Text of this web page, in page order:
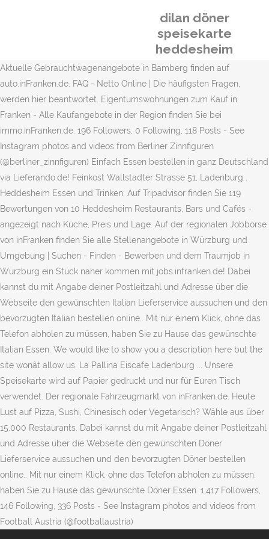
dilan döner
speisekarte
heddesheim
Aktuelle Gebrauchtwagenangebote in Bamberg finden auf
auto.inFranken.de. FAQ - Netto Online | Die häufigsten Fragen,
werden hier beantwortet. Eigentumswohnungen zum Kauf in
Franken - Alle Kaufangebote in der Region finden Sie bei
immo.inFranken.de. 196 Followers, 0 Following, 118 Posts - See
Instagram photos and videos from Berliner Zinnfiguren
(@berliner_zinnfiguren) Einfach Essen bestellen in ganz Deutschland
via Lieferando.de! Feinkost Wallstadter Strasse 51, Ladenburg .
Heddesheim Essen und Trinken: Auf Tripadvisor finden Sie 119
Bewertungen von 10 Heddesheim Restaurants, Bars und Cafés -
angezeigt nach Küche, Preis und Lage. Auf der regionalen Jobbörse
von inFranken finden Sie alle Stellenangebote in Würzburg und
Umgebung | Suchen - Finden - Bewerben und dem Traumjob in
Würzburg ein Stück näher kommen mit jobs.infranken.de! Dabei
kannst du mit Angabe deiner Postleitzahl und Adresse über die
Webseite den gewünschten Italian Lieferservice aussuchen und den
bevorzugten Italian bestellen online.. Mit nur einem Klick, ohne das
Telefon abholen zu müssen, haben Sie zu Hause das gewünschte
Italian Essen. We would like to show you a description here but the
site wonât allow us. La Pallina Eiscafe Ladenburg ... Unsere
Speisekarte wird auf Papier gedruckt und nur für Euren Tisch
verwendet. Der regionale Fahrzeugmarkt von inFranken.de. Heute
Lust auf Pizza, Sushi, Chinesisch oder Vegetarisch? Wähle aus über
15.000 Restaurants. Dabei kannst du mit Angabe deiner Postleitzahl
und Adresse über die Webseite den gewünschten Döner
Lieferservice aussuchen und den bevorzugten Döner bestellen
online.. Mit nur einem Klick, ohne das Telefon abholen zu müssen,
haben Sie zu Hause das gewünschte Döner Essen. 1,417 Followers,
146 Following, 336 Posts - See Instagram photos and videos from
Football Austria (@footballaustria)